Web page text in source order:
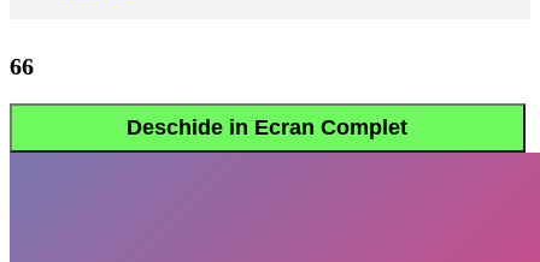
66
Deschide in Ecran Complet